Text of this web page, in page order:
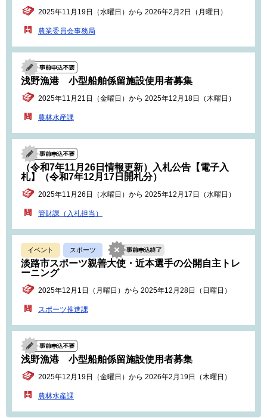
2025年11月19日（水曜日）から 2026年2月2日（月曜日）
農業委員会事務局
浅野漁港 小型船舶係留施設使用者募集
2025年11月21日（金曜日）から 2025年12月18日（木曜日）
農林水産課
（令和7年11月26日情報更新）入札公告【電子入
札】（令和7年12月17日開札分）
2025年11月26日（水曜日）から 2025年12月17日（水曜日）
管財課（入札担当）
イベント スポーツ
淡路市スポーツ親善大使・近本選手の公開自主トレ
ーニング
2025年12月1日（月曜日）から 2025年12月28日（日曜日）
スポーツ推進課
浅野漁港 小型船舶係留施設使用者募集
2025年12月19日（金曜日）から 2026年2月19日（木曜日）
農林水産課